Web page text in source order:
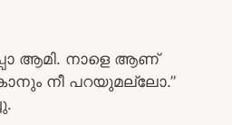
ആമി. നാളെ ആണ്
നീ പറയുമല്ലോ.”